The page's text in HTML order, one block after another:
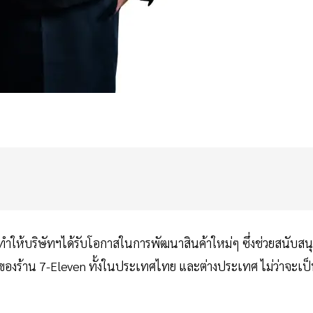
ให้บริษัทฯได้รับโอกาสในการพัฒนาสินค้าใหม่ๆ ซึ่งช่วยสนับส
องร้าน 7-Eleven ทั้งในประเทศไทย และต่างประเทศ ไม่ว่าจะเ